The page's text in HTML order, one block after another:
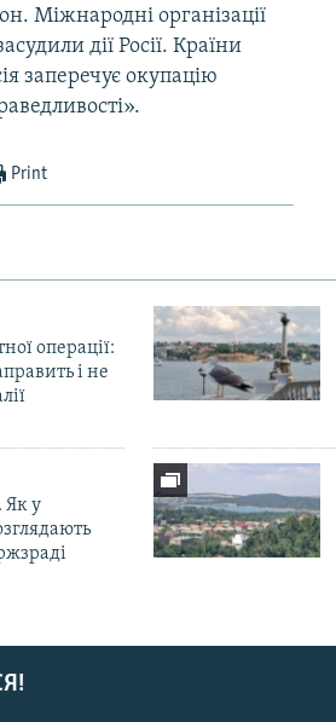
Міжнародні організації
дії Росії. Країни
заперечує окупацію
Print
операції:
і не
Як у